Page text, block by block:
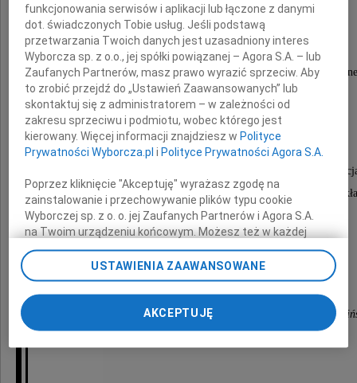
Jerzego Stelmacha
byłego Dziekana Wydziału Matematyczno-
Uniwersytetu Szczecińskiego,
wybitnego naukowca i popularyzatora fizyki.
W osobie Pana Profesora nauka traci wybitnego
autora licznych publikacji naukowych, cenionego
Człowieka życzliwego i oddanego studentom
oraz przyjaciołom i kolegom
Dziekan, Rada Wydziału i pracownicy
Wydziału Prawa i Administracji Uniwersytetu
funkcjonowania serwisów i aplikacji lub łączone z danymi
dot. świadczonych Tobie usług. Jeśli podstawą
przetwarzania Twoich danych jest uzasadniony interes
Wyborcza sp. z o.o., jej spółki powiązanej – Agora S.A. – lub
Zaufanych Partnerów, masz prawo wyrazić sprzeciw. Aby
to zrobić przejdź do „Ustawień Zaawansowanych” lub
skontaktuj się z administratorem – w zależności od
zakresu sprzeciwu i podmiotu, wobec którego jest
kierowany. Więcej informacji znajdziesz w Polityce
Prywatności Wyborcza.pl i Polityce Prywatności Agora S.A.
Poprzez kliknięcie "Akceptuję" wyrażasz zgodę na
zainstalowanie i przechowywanie plików typu cookie
Wyborczej sp. z o. o. jej Zaufanych Partnerów i Agora S.A.
na Twoim urządzeniu końcowym. Możesz też w każdej
chwili zmienić swoje preferencje dot. plików cookie,
ponownie wywołując narzędzie do zarządzania Twoimi
preferencjami dot. przetwarzania danych poprzez
odnośnik „Ustawienia prywatności” w stopce serwisu i
przechodząc do sekcji „Ustawienia zaawansowane”.
Zmiana ustawień plików cookie możliwa jest także za
USTAWIENIA ZAAWANSOWANE
AKCEPTUJĘ